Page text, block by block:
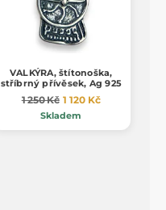
VALKÝRA, štítonoška,
stříbrný přívěsek, Ag 925
1 250 Kč 1 120 Kč
Skladem